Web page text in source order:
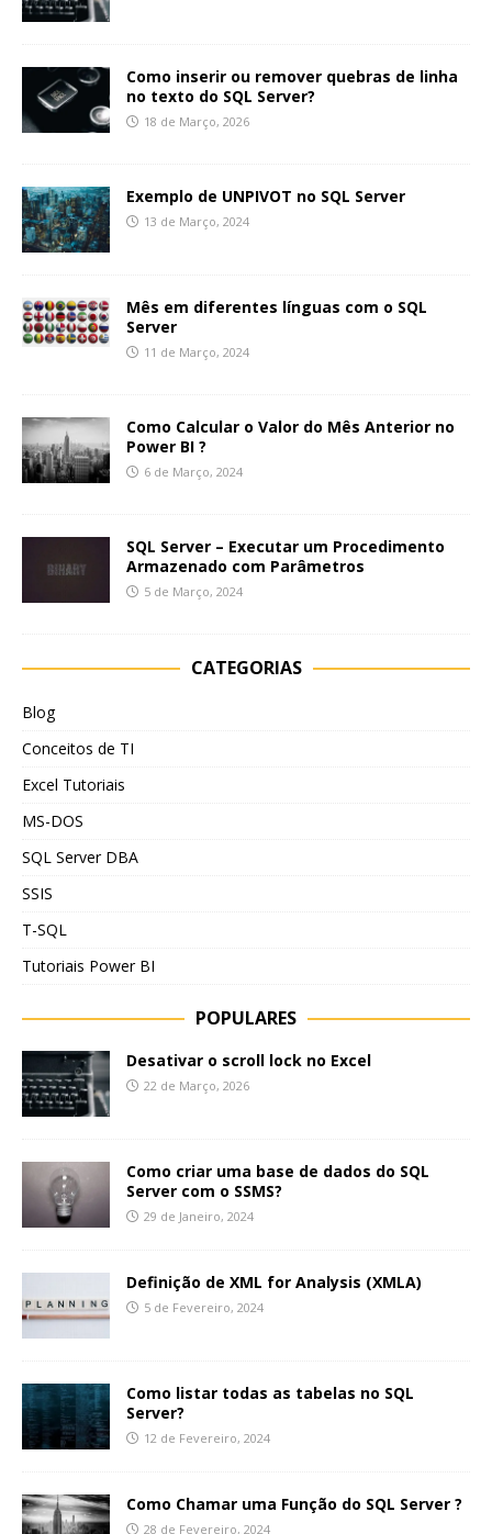
Como inserir ou remover quebras de linha
no texto do SQL Server?
18 de Março, 2026
Exemplo de UNPIVOT no SQL Server
13 de Março, 2024
Mês em diferentes línguas com o SQL
Server
11 de Março, 2024
Como Calcular o Valor do Mês Anterior no
Power BI ?
6 de Março, 2024
SQL Server – Executar um Procedimento
Armazenado com Parâmetros
5 de Março, 2024
CATEGORIAS
Blog
Conceitos de TI
Excel Tutoriais
MS-DOS
SQL Server DBA
SSIS
T-SQL
Tutoriais Power BI
POPULARES
Desativar o scroll lock no Excel
22 de Março, 2026
Como criar uma base de dados do SQL
Server com o SSMS?
29 de Janeiro, 2024
Definição de XML for Analysis (XMLA)
5 de Fevereiro, 2024
Como listar todas as tabelas no SQL
Server?
12 de Fevereiro, 2024
Como Chamar uma Função do SQL Server ?
28 de Fevereiro, 2024